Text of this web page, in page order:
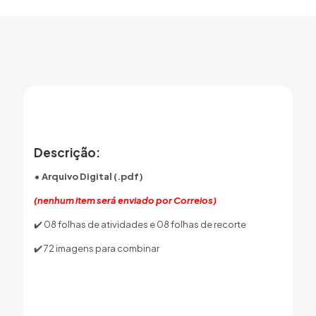
Descrição:
• Arquivo Digital (.pdf)
(nenhum item será enviado por Correios)
✔️ 08 folhas de atividades e 08 folhas de recorte
✔️ 72 imagens para combinar